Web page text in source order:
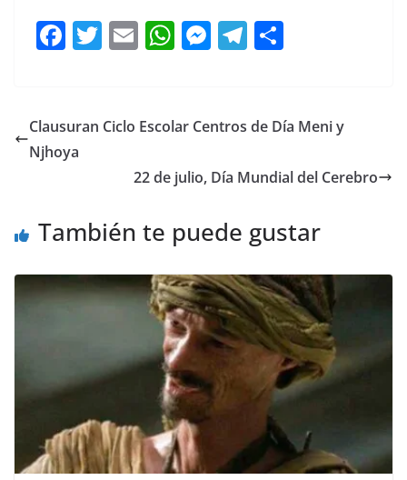
F
e
b
k
T
er
E
l
W
s
p
M
e
g
T
gr
m
p
tir
Clausuran Ciclo Escolar Centros de Día Meni y
Njhoya
22 de julio, Día Mundial del Cerebro
También te puede gustar